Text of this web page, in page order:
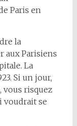
Paris en
la
aux Parisiens
La
Si un jour,
, vous risquez
voudrait se